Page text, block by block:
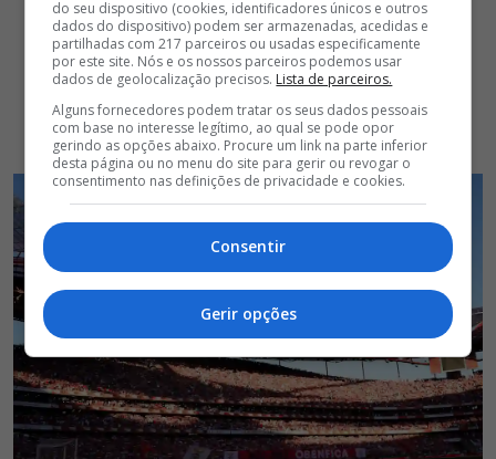
do seu dispositivo (cookies, identificadores únicos e outros
dados do dispositivo) podem ser armazenadas, acedidas e
partilhadas com 217 parceiros ou usadas especificamente
por este site. Nós e os nossos parceiros podemos usar
dados de geolocalização precisos. Lista de parceiros.
Alguns fornecedores podem tratar os seus dados pessoais
com base no interesse legítimo, ao qual se pode opor
gerindo as opções abaixo. Procure um link na parte inferior
desta página ou no menu do site para gerir ou revogar o
consentimento nas definições de privacidade e cookies.
Consentir
Gerir opções